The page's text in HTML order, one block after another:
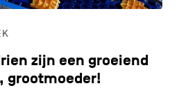
zijn een groeiend
grootmoeder!